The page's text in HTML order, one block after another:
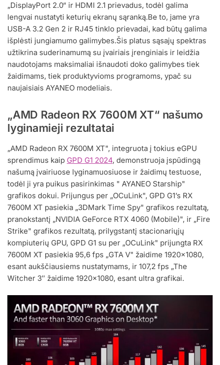
„DisplayPort 2.0“ ir HDMI 2.1 prievadus, todėl galima
lengvai nustatyti keturių ekranų sąranką.Be to, jame yra
USB-A 3.2 Gen 2 ir RJ45 tinklo prievadai, kad būtų galima
išplėsti jungiamumo galimybes.Šis platus sąsajų spektras
užtikrina suderinamumą su įvairiais įrenginiais ir leidžia
naudotojams maksimaliai išnaudoti doko galimybes tiek
žaidimams, tiek produktyvioms programoms, ypač su
naujaisiais AYANEO modeliais.
„AMD Radeon RX 7600M XT“ našumo
lyginamieji rezultatai
„AMD Radeon RX 7600M XT", integruota į tokius eGPU
sprendimus kaip GPD G1 2024, demonstruoja įspūdingą
našumą įvairiuose lyginamuosiuose ir žaidimų testuose,
todėl ji yra puikus pasirinkimas " AYANEO Starship"
grafikos dokui. Prijungus per „OCuLink", GPD G1’s RX
7600M XT pasiekia „3DMark Time Spy" grafikos rezultatą,
pranokstantį „NVIDIA GeForce RTX 4060 (Mobile)", ir „Fire
Strike" grafikos rezultatą, prilygstantį stacionariųjų
kompiuterių GPU, GPD G1 su per „OCuLink" prijungta RX
7600M XT pasiekia 95,6 fps „GTA V" žaidime 1920×1080,
esant aukščiausiems nustatymams, ir 107,2 fps „The
Witcher 3″ žaidime 1920×1080, esant ultra grafikai.